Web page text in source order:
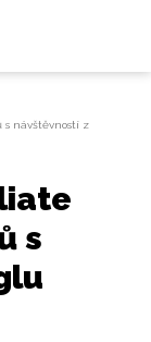
s návštěvností z
s